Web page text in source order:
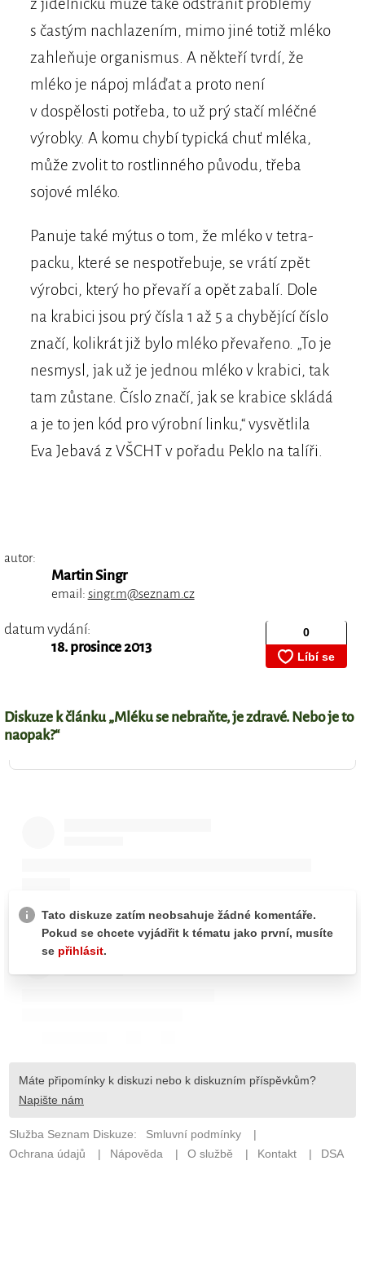
z jídelníčku může také odstranit problémy
s častým nachlazením, mimo jiné totiž mléko
zahleňuje organismus. A někteří tvrdí, že
mléko je nápoj mláďat a proto není
v dospělosti potřeba, to už prý stačí mléčné
výrobky. A komu chybí typická chuť mléka,
může zvolit to rostlinného původu, třeba
sojové mléko.
Panuje také mýtus o tom, že mléko v tetra-
packu, které se nespotřebuje, se vrátí zpět
výrobci, který ho převaří a opět zabalí. Dole
na krabici jsou prý čísla 1 až 5 a chybějící číslo
značí, kolikrát již bylo mléko převařeno. „To je
nesmysl, jak už je jednou mléko v krabici, tak
tam zůstane. Číslo značí, jak se krabice skládá
a je to jen kód pro výrobní linku,“ vysvětlila
Eva Jebavá z VŠCHT v pořadu Peklo na talíři.
autor:
Martin Singr
email: singr.m@seznam.cz
datum vydání:
18. prosince 2013
Diskuze k článku „Mléku se nebraňte, je zdravé. Nebo je to
naopak?“